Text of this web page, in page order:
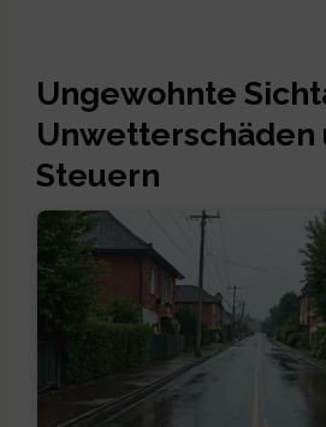
Ungewohnte
Unwetterschäden
Steuern